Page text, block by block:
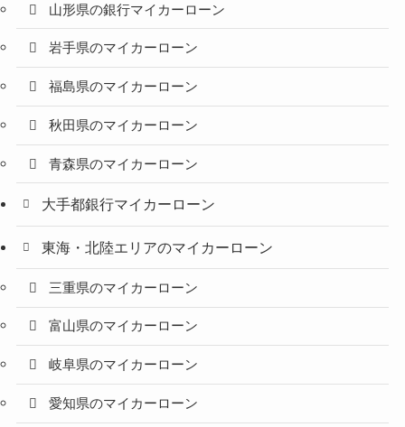
山形県の銀行マイカーローン
岩手県のマイカーローン
福島県のマイカーローン
秋田県のマイカーローン
青森県のマイカーローン
大手都銀行マイカーローン
東海・北陸エリアのマイカーローン
三重県のマイカーローン
富山県のマイカーローン
岐阜県のマイカーローン
愛知県のマイカーローン